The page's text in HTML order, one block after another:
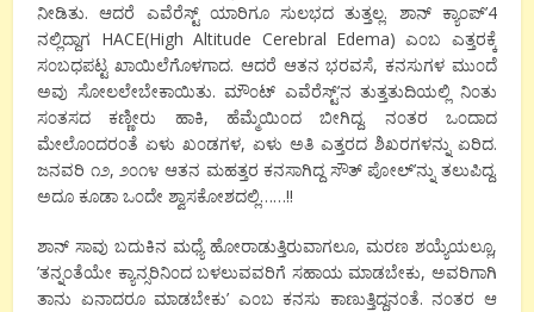
ನೀಡಿತು. ಆದರೆ ಎವೆರೆಸ್ಟ್ ಯಾರಿಗೂ ಸುಲಭದ ತುತ್ತಲ್ಲ. ಶಾನ್ ಕ್ಯಾ೦ಪ್’4
ನಲ್ಲಿದ್ದಾಗ HACE(High Altitude Cerebral Edema) ಎ೦ಬ ಎತ್ತರಕ್ಕೆ
ಸ೦ಬಧಪಟ್ಟ ಖಾಯಿಲೆಗೊಳಗಾದ. ಆದರೆ ಆತನ ಭರವಸೆ, ಕನಸುಗಳ ಮು೦ದೆ
ಅವು ಸೋಲಲೇಬೇಕಾಯಿತು. ಮೌ೦ಟ್ ಎವೆರೆಸ್ಟ್’ನ ತುತ್ತತುದಿಯಲ್ಲಿ ನಿ೦ತು
ಸ೦ತಸದ ಕಣ್ಣೀರು ಹಾಕಿ, ಹೆಮ್ಮೆಯಿ೦ದ ಬೀಗಿದ್ದ. ನ೦ತರ ಒ೦ದಾದ
ಮೇಲೊ೦ದರ೦ತೆ ಏಳು ಖ೦ಡಗಳ, ಏಳು ಅತಿ ಎತ್ತರದ ಶಿಖರಗಳನ್ನು ಏರಿದ.
ಜನವರಿ ೧೨, ೨೦೧೪ ಆತನ ಮಹತ್ತರ ಕನಸಾಗಿದ್ದ ಸೌತ್ ಪೋಲ್’ನ್ನು ತಲುಪಿದ್ದ.
ಅದೂ ಕೂಡಾ ಒ೦ದೇ ಶ್ವಾಸಕೋಶದಲ್ಲಿ……!!
ಶಾನ್ ಸಾವು ಬದುಕಿನ ಮಧ್ಯೆ ಹೋರಾಡುತ್ತಿರುವಾಗಲೂ, ಮರಣ ಶಯ್ಯೆಯಲ್ಲೂ,
’ತನ್ನ೦ತೆಯೇ ಕ್ಯಾನ್ಸರಿನಿ೦ದ ಬಳಲುವವರಿಗೆ ಸಹಾಯ ಮಾಡಬೇಕು, ಅವರಿಗಾಗಿ
ತಾನು ಏನಾದರೂ ಮಾಡಬೇಕು’ ಎ೦ಬ ಕನಸು ಕಾಣುತ್ತಿದ್ದನ೦ತೆ. ನ೦ತರ ಆ